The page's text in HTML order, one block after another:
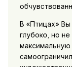
В «Птицах» Вы
глубоко, но не